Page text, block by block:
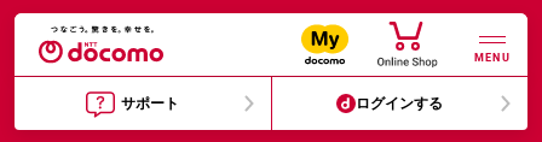
MENU
サポート ログインする